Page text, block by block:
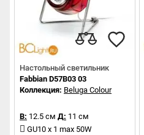
Настольный светильник
Fabbian D57B03 03
Коллекция: Beluga Colour
В: 12.5 см Д: 11 см
GU10 x 1 max 50W